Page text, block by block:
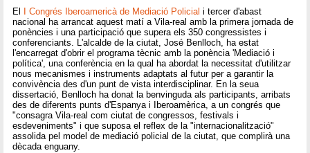
El I Congrés Iberoamericà de Mediació Policial i tercer d'abast
nacional ha arrancat aquest matí a Vila-real amb la primera jornada de
ponències i una participació que supera els 350 congressistes i
conferenciants. L'alcalde de la ciutat, José Benlloch, ha estat
l'encarregat d'obrir el programa tècnic amb la ponència 'Mediació i
política', una conferència en la qual ha abordat la necessitat d'utilitzar
nous mecanismes i instruments adaptats al futur per a garantir la
convivència des d'un punt de vista interdisciplinar. En la seua
dissertació, Benlloch ha donat la benvinguda als participants, arribats
des de diferents punts d'Espanya i Iberoamèrica, a un congrés que
"consagra Vila-real com ciutat de congressos, festivals i
esdeveniments" i que suposa el reflex de la "internacionalització"
assolida pel model de mediació policial de la ciutat, que complirà una
dècada enguany.